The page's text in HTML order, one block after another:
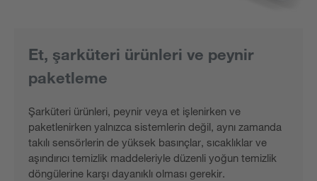
Et, şarküteri ürünleri ve peynir
paketleme
Şarküteri ürünleri, peynir veya et işlenirken ve
paketlenirken yalnızca sistemlerin değil, aynı zamanda
takılı sensörlerin de yüksek basınçlar, sıcaklıklar ve
aşındırıcı temizlik maddeleriyle düzenli yoğun temizlik
döngülerine karşı dayanıklı olması gerekir.